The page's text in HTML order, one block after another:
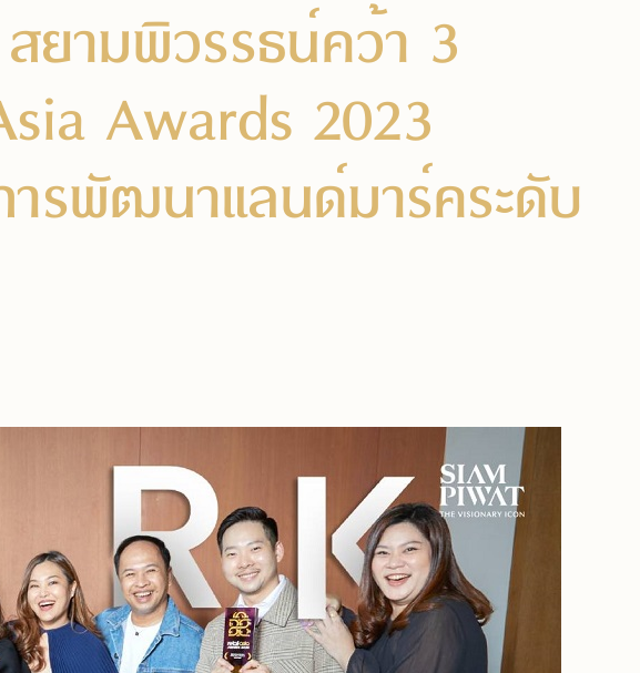
ยามพิวรรธน์คว้า 3
Awards 2023
รพัฒนาแลนด์มาร์คระดับ